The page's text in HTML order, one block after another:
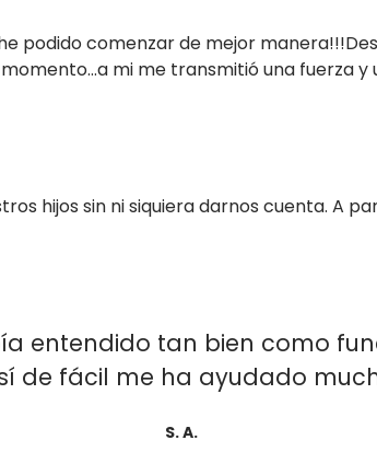
podido comenzar de mejor
mi me transmitió una fuerza y
hijos sin ni siquiera darnos cuenta. A
entendido tan bien como
de fácil me ha ayudado
S. A.